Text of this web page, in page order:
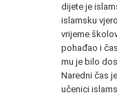
dijete je
islamsku
vrijeme
pohađao i
mu je bilo
Naredni čas
učenici